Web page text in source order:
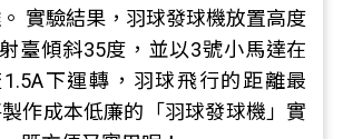
實驗結果，羽球發球機放置高度
臺傾斜35度，並以3號小馬達在
下運轉，羽球飛行的距離最
作成本低廉的「羽球發球機」實